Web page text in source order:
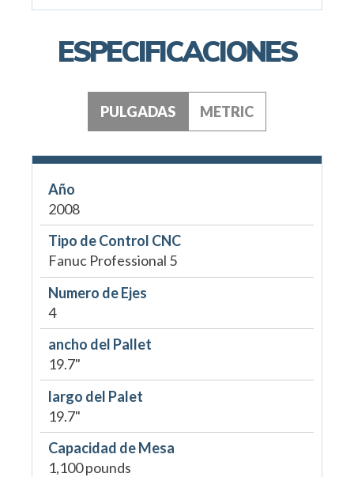
ESPECIFICACIONES
PULGADAS METRIC
Año
2008
Tipo de Control CNC
Fanuc Professional 5
Numero de Ejes
4
ancho del Pallet
19.7"
largo del Palet
19.7"
Capacidad de Mesa
1,100 pounds